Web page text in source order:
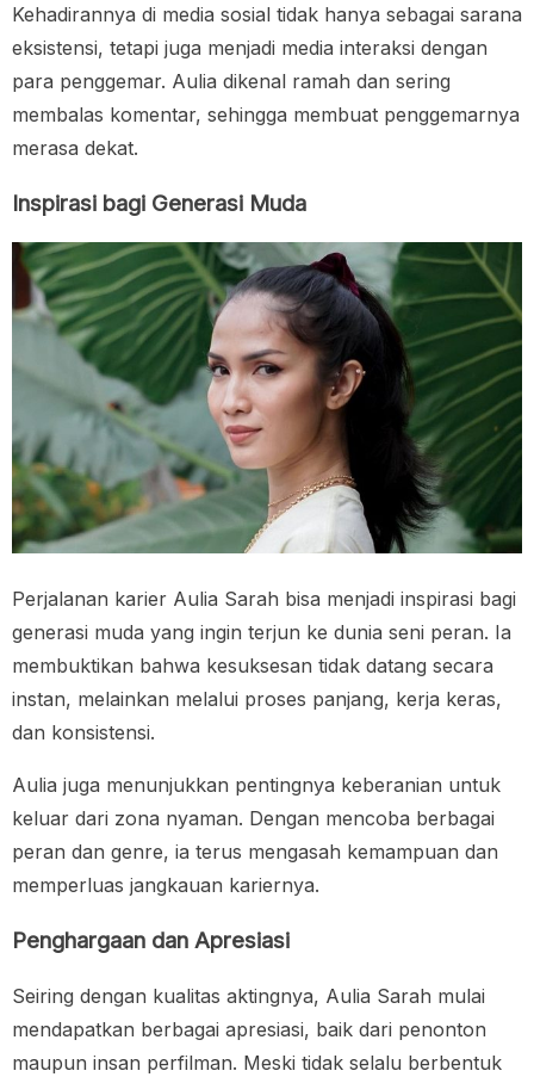
Kehadirannya di media sosial tidak hanya sebagai sarana
eksistensi, tetapi juga menjadi media interaksi dengan
para penggemar. Aulia dikenal ramah dan sering
membalas komentar, sehingga membuat penggemarnya
merasa dekat.
Inspirasi bagi Generasi Muda
Perjalanan karier Aulia Sarah bisa menjadi inspirasi bagi
generasi muda yang ingin terjun ke dunia seni peran. Ia
membuktikan bahwa kesuksesan tidak datang secara
instan, melainkan melalui proses panjang, kerja keras,
dan konsistensi.
Aulia juga menunjukkan pentingnya keberanian untuk
keluar dari zona nyaman. Dengan mencoba berbagai
peran dan genre, ia terus mengasah kemampuan dan
memperluas jangkauan kariernya.
Penghargaan dan Apresiasi
Seiring dengan kualitas aktingnya, Aulia Sarah mulai
mendapatkan berbagai apresiasi, baik dari penonton
maupun insan perfilman. Meski tidak selalu berbentuk